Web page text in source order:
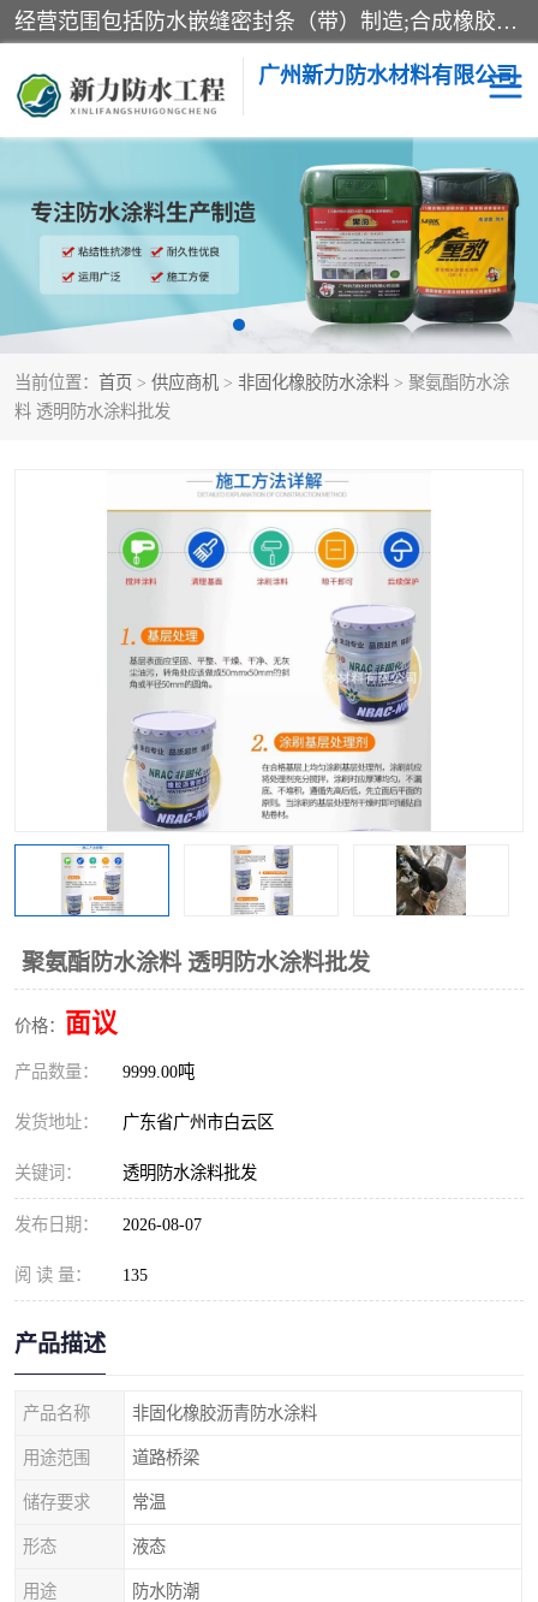
经营范围包括防水嵌缝密封条（带）制造;合成橡胶制造（监控化学品、危险化学品除外）;沥青混合物制造;防水胶粘带制造;其他合成材料制造（监控化学品、危险化学品除外）;涂料制造（监控化学品、危险化学品除外）;建筑结构防水补漏;防水建筑材料制造;粘合剂制造（监控化学品、危险化学品除外）;涂料零售;广州新力防水材料有限公司具有1处分支机构。
广州新力防水材料有限公司
当前位置： 首页 > 供应商机 > 非固化橡胶防水涂料 > 聚氨酯防水涂
料 透明防水涂料批发
聚氨酯防水涂料 透明防水涂料批发
价格： 面议
产品数量： 9999.00吨
发货地址： 广东省广州市白云区
关键词： 透明防水涂料批发
发布日期： 2026-08-07
阅 读 量： 135
产品描述
产品名称 非固化橡胶沥青防水涂料
用途范围 道路桥梁
储存要求 常温
形态 液态
用途 防水防潮
黑豹防水胶 建筑108胶水
乳化沥青防水涂料 自粘卷材
非固化橡胶防水涂料